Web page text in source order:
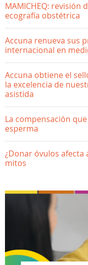
MAMICHEQ: revisión
ecografía obstétrica
Accuna renueva sus
internacional en
Accuna obtiene el
la excelencia de
asistida
La compensación
esperma
¿Donar óvulos
mitos